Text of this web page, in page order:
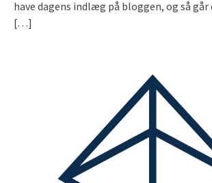
have dagens indlæg på bloggen, og så
[…]